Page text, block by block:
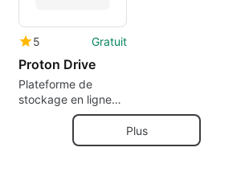
5 Gratuit
Proton Drive
Plateforme de
stockage en ligne
Plus